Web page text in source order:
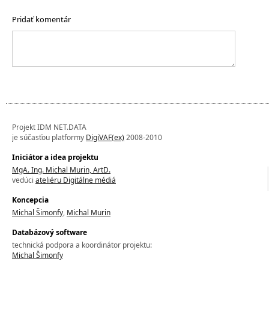
Pridať komentár
Projekt IDM NET.DATA
je súčasťou platformy DigiVAF(ex)2008-2010
Iniciátor a idea projektu
MgA. Ing. Michal Murin, ArtD.
vedúci ateliéru Digitálne médiá
Koncepcia
Michal Šimonfy, Michal Murin
Databázový software
technická podpora a koordinátor projektu:
Michal Šimonfy